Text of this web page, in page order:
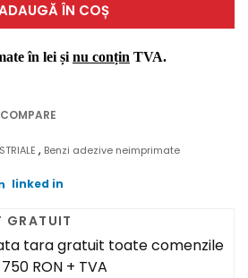
ÎN COȘ
în lei și nu conțin TVA.
, Benzi adezive neimprimate
linked in
GRATUIT
tara gratuit toate comenzile
RON + TVA